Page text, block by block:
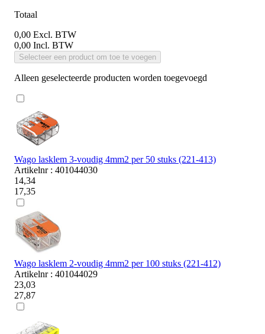
Totaal
0,00 Excl. BTW
0,00 Incl. BTW
Selecteer een product om toe te voegen
Alleen geselecteerde producten worden toegevoegd
Wago lasklem 3-voudig 4mm2 per 50 stuks (221-413)
Artikelnr : 401044030
14,34
17,35
Wago lasklem 2-voudig 4mm2 per 100 stuks (221-412)
Artikelnr : 401044029
23,03
27,87